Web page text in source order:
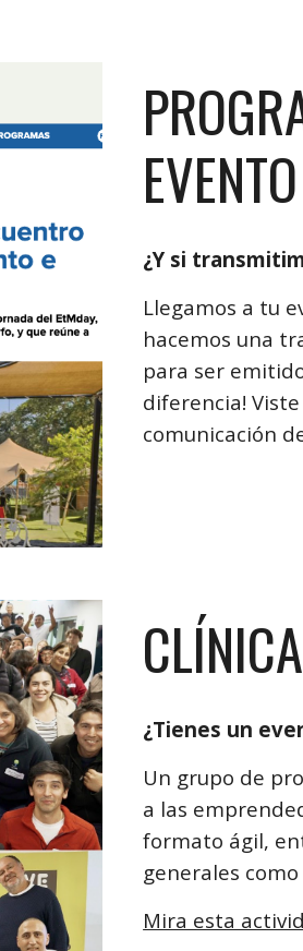
EVENTO
¿Y si
Llegamos a tu
hacemos una
para ser
diferencia!
comunicación
¿Tienes un
Un grupo de
a las
formato ágil,
generales
Mira esta